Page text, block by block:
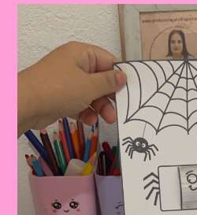
Dona
Aranha:
Planejamento
Semanal
Para
Educação
Infantil